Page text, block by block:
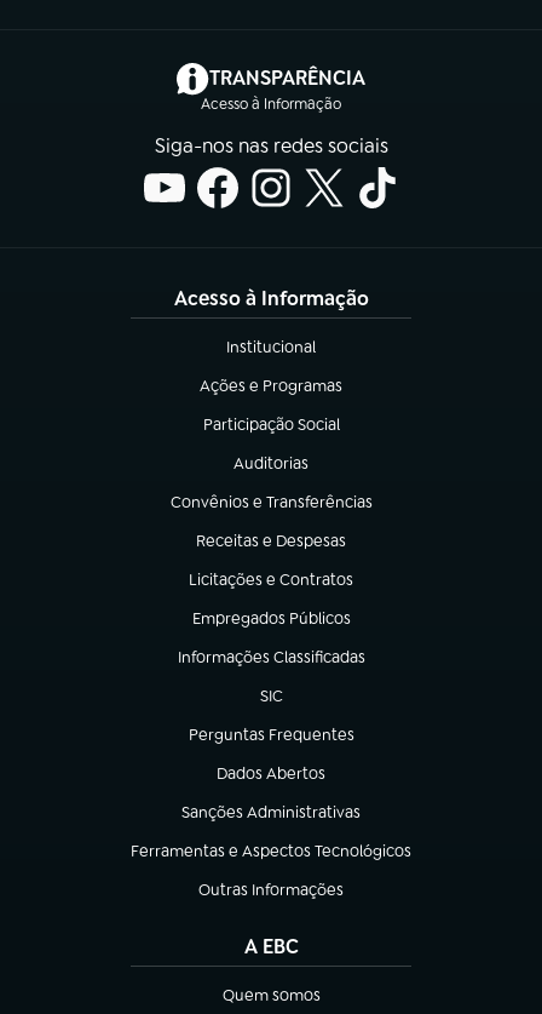
TRANSPARÊNCIA
Acesso à Informação
(abre em nova aba)
Siga-nos nas redes sociais
Acesso à Informação
Institucional
(abre em nova aba)
Ações e Programas
(abre em nova aba)
Participação Social
(abre em nova aba)
Auditorias
(abre em nova aba)
Convênios e Transferências
(abre em nova aba)
Receitas e Despesas
(abre em nova aba)
Licitações e Contratos
(abre em nova aba)
Empregados Públicos
(abre em nova aba)
Informações Classificadas
(abre em nova aba)
SIC
(abre em nova aba)
Perguntas Frequentes
(abre em nova aba)
Dados Abertos
(abre em nova aba)
Sanções Administrativas
(abre em nova aba)
Ferramentas e Aspectos Tecnológicos
(abre em nova aba)
Outras Informações
(abre em nova aba)
A EBC
Quem somos
(abre em nova aba)